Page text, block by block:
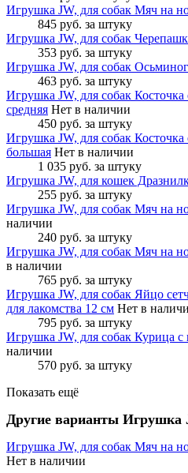
Игрушка JW, для собак Мяч на
845 руб. за штуку
Игрушка JW, для собак
353 руб. за штуку
Игрушка JW, для собак
463 руб. за штуку
Игрушка JW, для собак
средняя Нет в наличии
450 руб. за штуку
Игрушка JW, для собак
большая Нет в наличии
1 035 руб. за штуку
Игрушка JW, для кошек
255 руб. за штуку
Игрушка JW, для собак Мяч на
наличии
240 руб. за штуку
Игрушка JW, для собак Мяч на
в наличии
765 руб. за штуку
Игрушка JW, для собак Яйцо
для лакомства 12 см Нет в
795 руб. за штуку
Игрушка JW, для собак Курица с
наличии
570 руб. за штуку
Показать ещё
Другие варианты Игрушка
Игрушка JW, для собак Мяч на
Нет в наличии